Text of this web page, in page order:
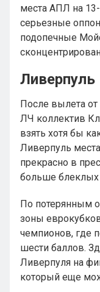
места АПЛ на
серьезные
подопечные
Ливерпуль
После вылета
ЛЧ коллектив
взять хотя бы
Ливерпуль
прекрасно в
больше блеклых
По потерянным
зоны
чемпионов, где
шести баллов.
Ливерпуля на
который еще